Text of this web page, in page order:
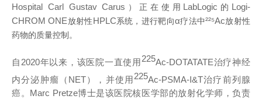
Hospital Carl Gustav Carus ）正在使用 LabLogic 的 Logi-
CHROM ONE放射性HPLC系统，进行靶向α疗法中²²⁵Ac放射性
药物的质量控制。
自 2020年以来，该医院一直使用 225Ac-DOTATATE治疗神经
内分泌肿瘤（ NET），并使用225Ac-PSMA-I&T治疗前列腺
癌。 Marc Pretze博士是该医院核医学部的放射化学师，负责